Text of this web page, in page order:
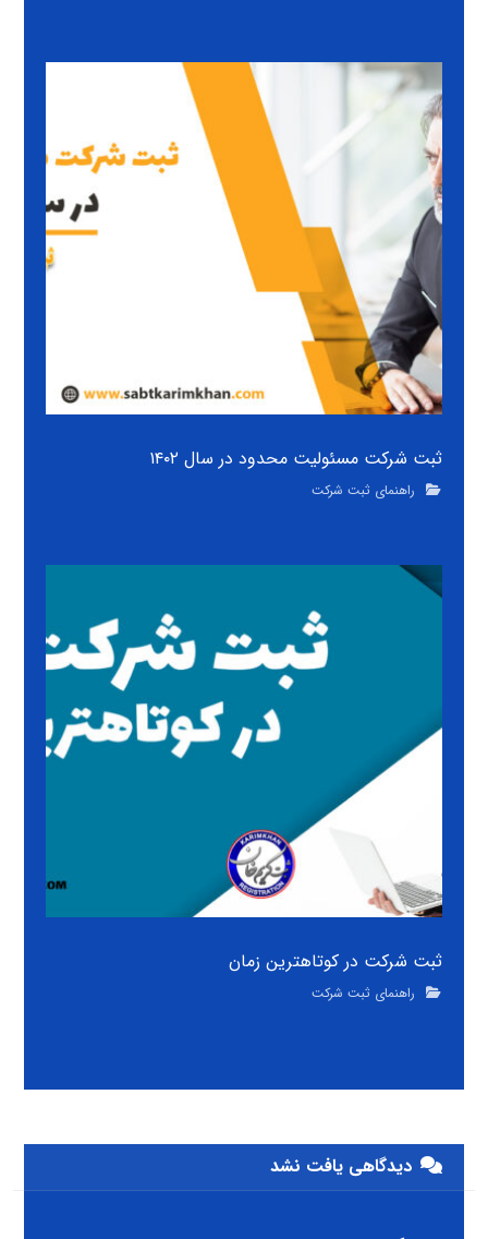
ثبت شرکت مسئولیت محدود در سال ۱۴۰۲
راهنمای ثبت شرکت
ثبت شرکت در کوتاهترین زمان
راهنمای ثبت شرکت
دیدگاهی یافت نشد